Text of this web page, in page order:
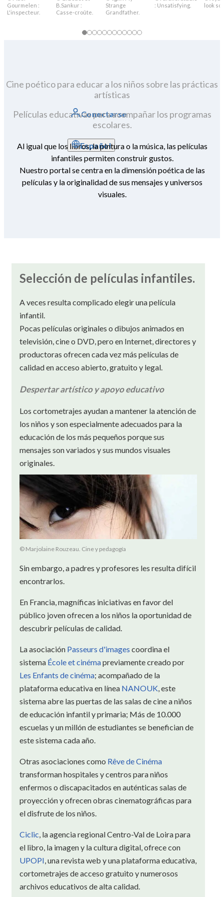
Conectarse
Español
Gourmelen :
L'inspecteur.
B.Sankur :
Casse-croûte.
Strange
Grandfather.
: Unsatisfying.
look
Cine poético para educar a los niños sobre las prácticas
artísticas
Películas educativas para acompañar los programas
escolares.
Al igual que los libros, la pintura o la música, las películas
infantiles permiten construir gustos.
Nuestro portal se centra en la dimensión poética de las
películas y la originalidad de sus mensajes y universos
visuales.
Selección de películas infantiles.
A veces resulta complicado elegir una película
infantil.
Pocas películas originales o dibujos animados en
televisión, cine o DVD, pero en Internet, directores y
productoras ofrecen cada vez más películas de
calidad en acceso abierto, gratuito y legal.
Despertar artístico y apoyo educativo
Los cortometrajes ayudan a mantener la atención de
los niños y son especialmente adecuados para la
educación de los más pequeños porque sus
mensajes son variados y sus mundos visuales
originales.
© Marjolaine Rouzeau. Cine y pedagogía
Sin embargo, a padres y profesores les resulta difícil
encontrarlos.
En Francia, magníficas iniciativas en favor del
público joven ofrecen a los niños la oportunidad de
descubrir películas de calidad.
La asociación Passeurs d'images coordina el
sistema École et cinémapreviamente creado por
Les Enfants de cinéma; acompañado de la
plataforma educativa en línea NANOUK , este
sistema abre las puertas de las salas de cine a niños
de educación infantil y primaria; Más de 10.000
escuelas y un millón de estudiantes se benefician de
este sistema cada año.
Otras asociaciones como Rêve de Cinéma
transforman hospitales y centros para niños
enfermos o discapacitados en auténticas salas de
proyección y ofrecen obras cinematográficas para
el disfrute de los niños.
Ciclic , la agencia regional Centro-Val de Loira para
el libro, la imagen y la cultura digital, ofrece con
UPOPI , una revista web y una plataforma educativa,
cortometrajes de acceso gratuito y numerosos
archivos educativos de alta calidad.